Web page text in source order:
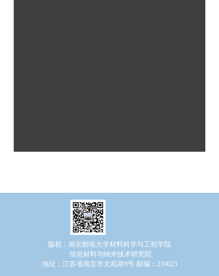
版权：南京邮电大学材料科学与工程学院
信息材料与纳米技术研究院
地址：江苏省南京市文苑路9号 邮编：210023